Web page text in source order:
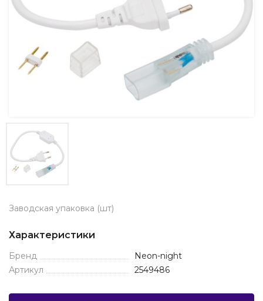
Заводская упаковка (шт)
Характеристики
Бренд
Neon-night
Артикул
2549486